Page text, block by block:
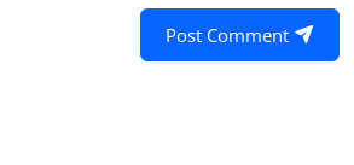
Post Comment